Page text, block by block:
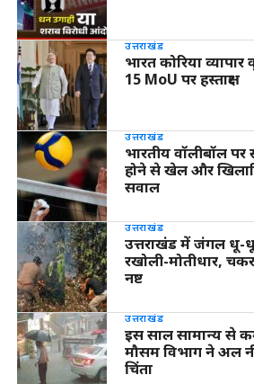
उत्तराखंड
भारत कोरिया
15 MoU पर हस्ताक्षर
उत्तराखंड
भारतीय वॉलीबॉल
होने से खेल और
सवाल
उत्तराखंड
उत्तराखंड में जंगल धू-
रखोली-मोतीधार,
नष्ट
उत्तराखंड
इस साल सामान्य से
मौसम विभाग ने अल
चिंता